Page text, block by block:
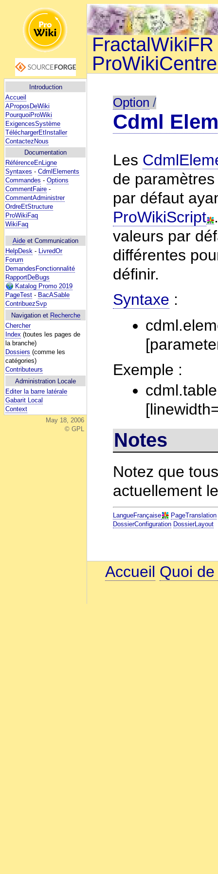
Introduction
Accueil
AProposDeWiki
PourquoiProWiki
ExigencesSystème
TéléchargerEtInstaller
ContactezNous
Documentation
RéférenceEnLigne
Syntaxes - CdmlElements
Commandes - Options
CommentFaire -
CommentAdministrer
OrdreEtStructure
ProWikiFaq
WikiFaq
Aide et Communication
HelpDesk - LivredOr
Forum
DemandesFonctionnalité
RapportDeBugs
Katalog Promo 2019
PageTest - BacASable
ContribuezSvp
Navigation et Recherche
Chercher
Index (toutes les pages de
la branche)
Dossiers (comme les
catégories)
Contributeurs
Administration Locale
Editer la barre latérale
Gabarit Local
Context
May 18, 2006
© GPL
FractalWikiFR
ProWikiCentre
Option /
Cdml
Les
de
par défaut
ProWikiScript
valeurs par
différentes
définir.
Syntaxe :
Exemple :
Notes
Notez que
actuellement
LangueFrançaise
PageTranslation
DossierConfiguration DossierLayout
Accueil Quoi